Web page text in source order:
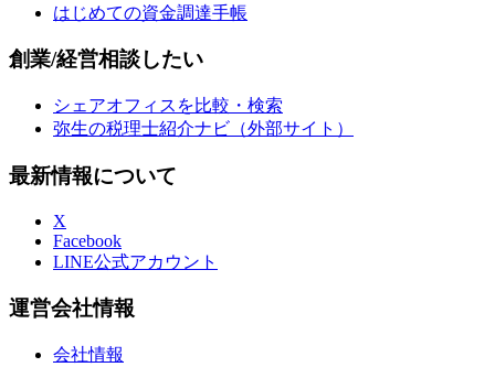
はじめての資金調達手帳
創業/経営相談したい
シェアオフィスを比較・検索
弥生の税理士紹介ナビ（外部サイト）
最新情報について
X
Facebook
LINE公式アカウント
運営会社情報
会社情報